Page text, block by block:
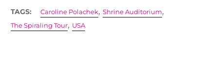
TAGS: Caroline Polachek,Shrine Auditorium,
The Spiraling Tour, USA